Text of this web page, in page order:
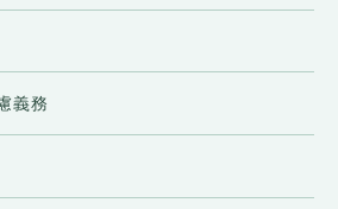
人情報について、開示、訂
、利用停止等のお申し出が
、お申し出いただいた方が
とを確認のうえ、個人情報
義務